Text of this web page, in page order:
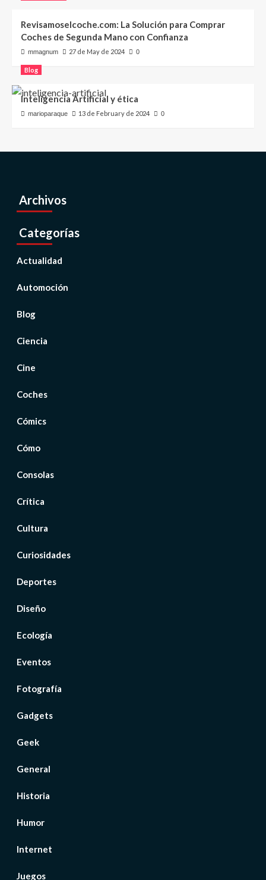
Revisamoselcoche.com: La Solución para Comprar
Coches de Segunda Mano con Confianza
mmagnum 27 de May de 2024 0
Blog
Inteligencia Artificial y ética
marioparaque 13 de February de 2024 0
Archivos
Categorías
Actualidad
Automoción
Blog
Ciencia
Cine
Coches
Cómics
Cómo
Consolas
Crítica
Cultura
Curiosidades
Deportes
Diseño
Ecología
Eventos
Fotografía
Gadgets
Geek
General
Historia
Humor
Internet
Juegos